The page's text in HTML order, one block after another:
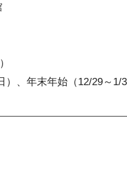
、年末年始（12/29～1/3